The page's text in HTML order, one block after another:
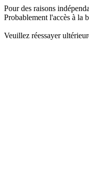
Pour des raisons
Probablement l'accès à la
Veuillez réessayer